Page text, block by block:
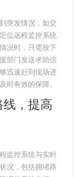
突发情况，如交
位远程监控系统
况时，只需按下
部门发送求助信
迅速赶到现场进
时有效的保障。
，提高
监控系统与实时
况，包括拥堵路